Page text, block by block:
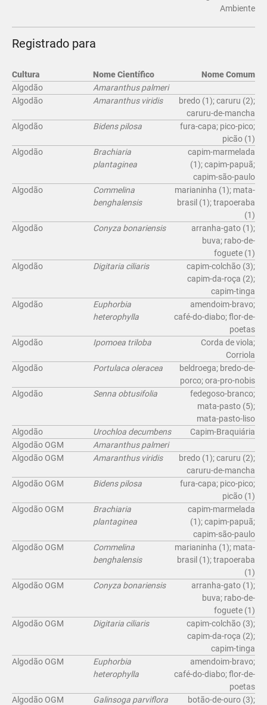
Ambiente
Registrado para
Cultura Nome Científico
Nome Comum
Algodão
Amaranthus palmeri
Algodão
Amaranthus viridis
bredo (1); caruru (2);
caruru-de-mancha
Algodão
Bidens pilosa
fura-capa; pico-pico;
picão (1)
Algodão
Brachiaria
plantaginea
capim-marmelada
(1); capim-papuã;
capim-são-paulo
Algodão
Commelina
benghalensis
marianinha (1); mata-
brasil (1); trapoeraba
(1)
Algodão
Conyza bonariensis
arranha-gato (1);
buva; rabo-de-
foguete (1)
Algodão
Digitaria ciliaris
capim-colchão (3);
capim-da-roça (2);
capim-tinga
Algodão
Euphorbia
heterophylla
amendoim-bravo;
café-do-diabo; flor-de-
poetas
Algodão
Ipomoea triloba
Corda de viola;
Corriola
Algodão
Portulaca oleracea
beldroega; bredo-de-
porco; ora-pro-nobis
Algodão
Senna obtusifolia
fedegoso-branco;
mata-pasto (5);
mata-pasto-liso
Algodão
Urochloa decumbens
Capim-Braquiária
Algodão OGM
Amaranthus palmeri
Algodão OGM
Amaranthus viridis
bredo (1); caruru (2);
caruru-de-mancha
Algodão OGM
Bidens pilosa
fura-capa; pico-pico;
picão (1)
Algodão OGM
Brachiaria
plantaginea
capim-marmelada
(1); capim-papuã;
capim-são-paulo
Algodão OGM
Commelina
benghalensis
marianinha (1); mata-
brasil (1); trapoeraba
(1)
Algodão OGM
Conyza bonariensis
arranha-gato (1);
buva; rabo-de-
foguete (1)
Algodão OGM
Digitaria ciliaris
capim-colchão (3);
capim-da-roça (2);
capim-tinga
Algodão OGM
Euphorbia
heterophylla
amendoim-bravo;
café-do-diabo; flor-de-
poetas
Algodão OGM
Galinsoga parviflora
botão-de-ouro (3);